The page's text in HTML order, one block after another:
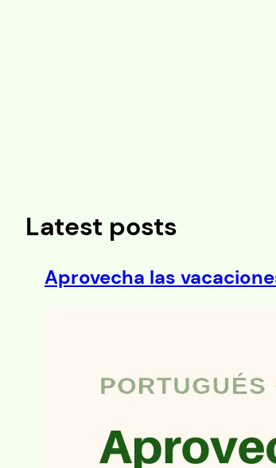
Latest posts
Aprovecha las